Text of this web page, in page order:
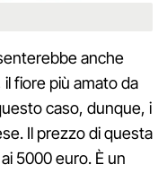
anche
il fiore più amato da
caso, dunque, i
Il prezzo di questa
5000 euro. È un